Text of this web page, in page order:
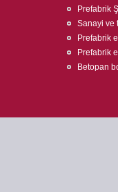
Prefabrik
Sanayi ve
Prefabrik
Prefabrik
Betopan